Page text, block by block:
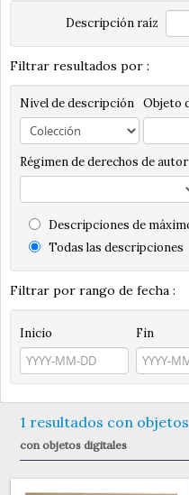
Descripción raíz
Filtrar resultados por :
Nivel de descripción
Régimen de derechos de autor
Descripciones de
Todas las descripciones
Filtrar por rango de fecha :
Inicio Fin
1 resultados con
con objetos digitales